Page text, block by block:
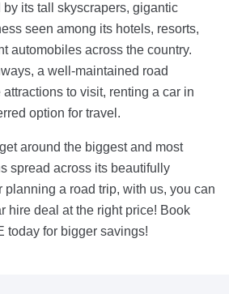
its tall skyscrapers, gigantic
seen among its hotels, resorts,
automobiles across the country.
a well-maintained road
to visit, renting a car in
option for travel.
around the biggest and most
spread across its beautifully
planning a road trip, with us, you can
hire deal at the right price! Book
today for bigger savings!